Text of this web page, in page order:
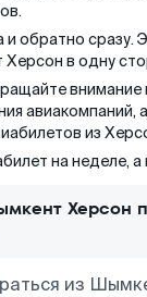
и обратно сразу.
в одну
внимание
авиакомпаний,
из
на неделе,
Херсон
из